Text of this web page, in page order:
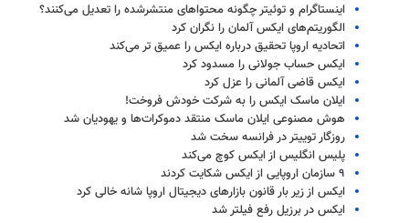
اینستاگرام و توئیتر چگونه محتواهای منتشرشده را تعدیل‌ می‌کنند؟
الگوریتم‌های ایکس آلمان را نگران کرد
اتحادیه اروپا تحقیق درباره ایکس را عمیق تر می‌کند
ایکس حساب جولانی را مسدود کرد
ایکس قاضی آلمانی را عزل کرد
ایلان ماسک ایکس را به شرکت خودش فروخت!
هوش مصنوعی ایلان ماسک منتقد دموکرات‌ها و یهودیان شد
روزگار توییتر در فرانسه سخت شد
پلیس انگلیس از ایکس کوچ می‌کند
۹ سازمان اروپایی از ایکس شکایت کردند
ایکس از زیر بار قانون بازارهای دیجیتال اروپا شانه خالی کرد
ایکس در برزیل رفع فیلتر شد